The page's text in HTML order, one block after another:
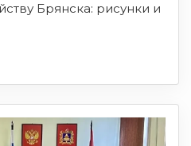
Брянска: рисунки и